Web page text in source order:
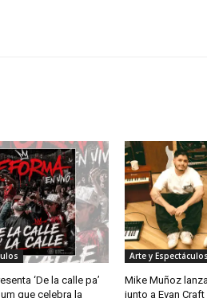
‘De la calle pa’
que celebra la
Arte y Espectáculos
Mike Muñoz
junto a Evan Craft